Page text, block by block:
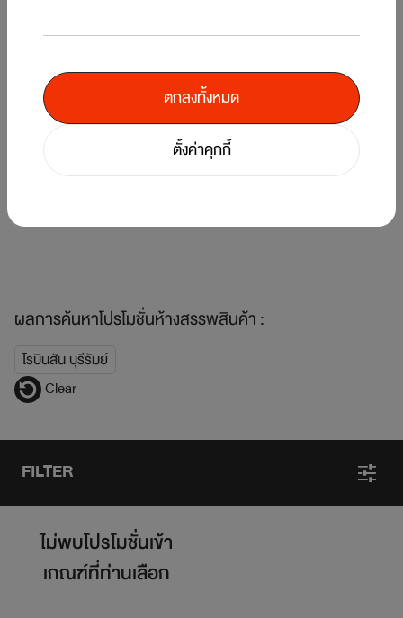
5/7
รับพอยท์แรงส์ ตั้งแต่บาทแรก 12 วันเท่านั้น! ที่ร้านค้าในเครือเซ็นทรัล รีเทล ที่
ผลการค้นหาโปรโมชั่นห้างสรรพสินค้า :
โรบินสัน บุรีรัมย์
Clear
FILTER
ไม่พบโปรโมชั่นเข้า
เกณฑ์ที่ท่านเลือก
ตั้งค่าคุกกี้
ตกลงทั้งหมด